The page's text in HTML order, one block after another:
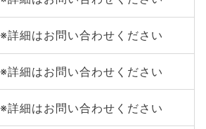
※詳細はお問い合わせください
※詳細はお問い合わせください
※詳細はお問い合わせください